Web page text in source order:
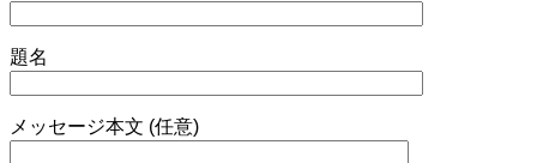
題名
メッセージ本文 (任意)